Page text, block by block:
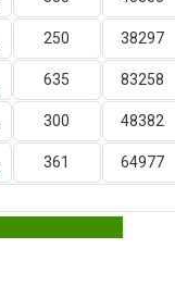
250 38297
635 83258
300 48382
361 64977